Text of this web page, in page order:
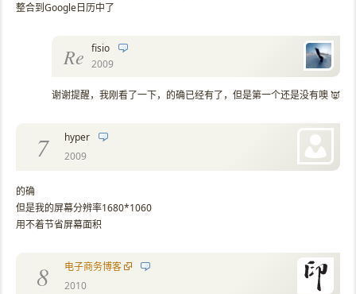
整合到Google日历中了
Re fisio
2009
谢谢提醒，我刚看了一下，的确已经有了，但是第一个还是没有噢 👿
7
hyper
2009
的确
但是我的屏幕分辨率1680*1060
用不着节省屏幕面积
8
电子商务博客
2010